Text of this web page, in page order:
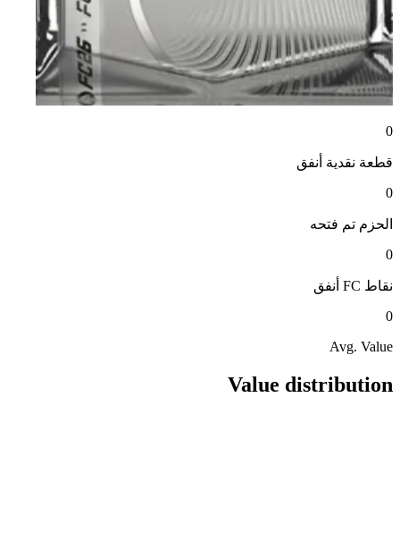
0
قطعة نقدية أنفق
0
الحزم تم فتحه
0
نقاط FC
أنفق
0
Avg. Value
Value distribution